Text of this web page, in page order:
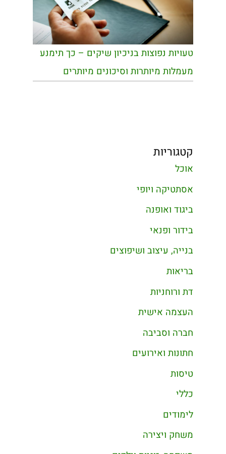
טעויות נפוצות בניכיון שיקים – כך תימנע
מעמלות מיותרות וסיכונים מיותרים
קטגוריות
אוכל
אסתטיקה ויופי
ביגוד ואופנה
בידור ופנאי
בנייה, עיצוב ושיפוצים
בריאות
דת ורוחניות
העצמה אישית
חברה וסביבה
חתונות ואירועים
טיסות
כללי
לימודים
משחק ויצירה